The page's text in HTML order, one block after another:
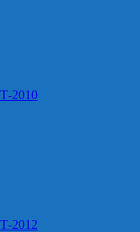
2010
2012